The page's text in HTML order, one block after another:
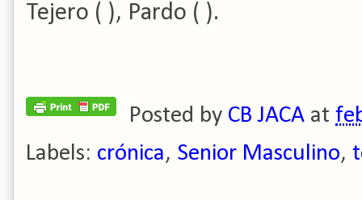
Tejero ( ), Pardo ( ).
Posted by CB JACA at
Labels: crónica, Senior Masculino,